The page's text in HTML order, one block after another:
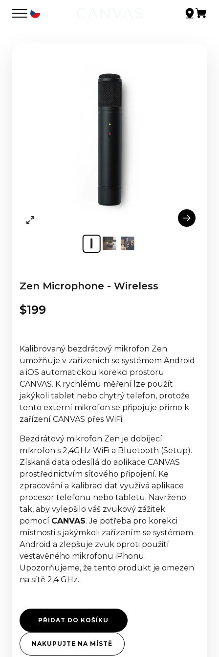
Zen Microphone - Wireless
$199
Kalibrovaný bezdrátový mikrofon Zen
umožňuje v zařízeních se systémem Android
a iOS automatickou korekci prostoru
CANVAS. K rychlému měření lze použít
jakýkoli tablet nebo chytrý telefon, protože
tento externí mikrofon se připojuje přímo k
zařízení CANVAS přes WiFi.
Bezdrátový mikrofon Zen je dobíjecí
mikrofon s 2,4GHz WiFi a Bluetooth (Setup).
Získaná data odesílá do aplikace CANVAS
prostřednictvím síťového připojení. Ke
zpracování a kalibraci dat využívá aplikace
procesor telefonu nebo tabletu. Navrženo
tak, aby vylepšilo váš zvukový zážitek
pomocí CANVAS. Je potřeba pro korekci
místnosti s jakýmkoli zařízením se systémem
Android a zlepšuje zvuk oproti použití
vestavěného mikrofonu iPhonu.
Upozorňujeme, že tento produkt je omezen
na sítě 2,4 GHz.
PŘIDAT DO KOŠÍKU
NAKUPUJTE NA MÍSTĚ